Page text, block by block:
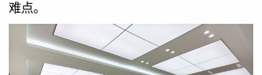
难点。